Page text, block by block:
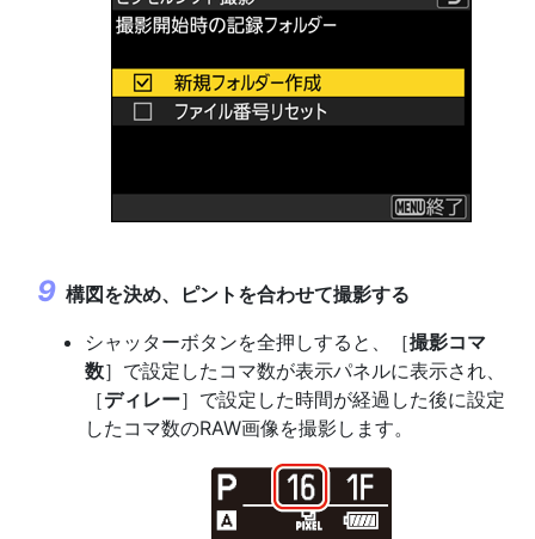
構図を決め、ピントを合わせて撮影する
シャッターボタンを全押しすると、［撮影コマ
数］で設定したコマ数が表示パネルに表示され、
［ディレー］で設定した時間が経過した後に設定
したコマ数のRAW画像を撮影します。